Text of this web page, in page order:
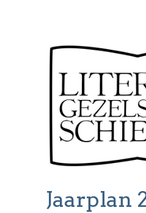
Jaarplan